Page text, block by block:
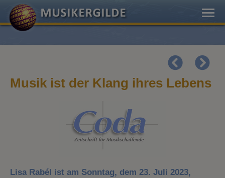
Musik ist der Klang ihres Lebens
Lisa Rabél ist am Sonntag, dem 23. Juli 2023,